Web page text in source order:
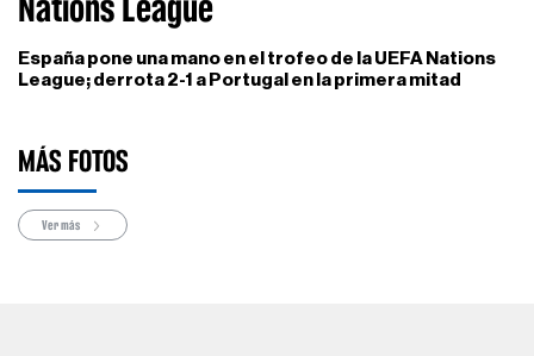
España pone una mano en el trofeo de la UEFA Nations
League; derrota 2-1 a Portugal en la primera mitad
MÁS FOTOS
Ver más